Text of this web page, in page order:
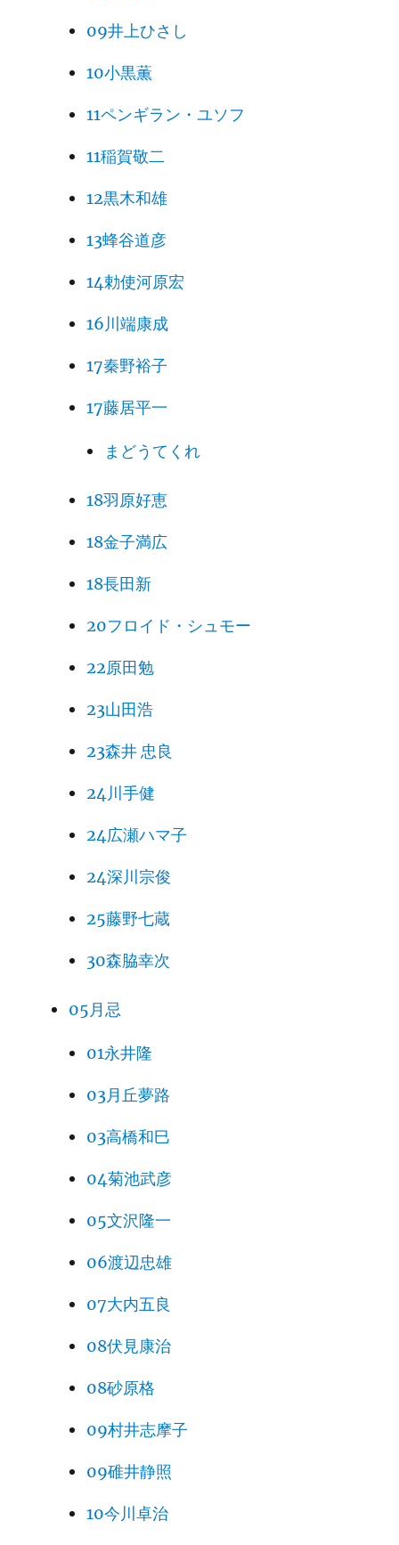
09井上ひさし
10小黒薫
11ペンギラン・ユソフ
11稲賀敬二
12黒木和雄
13蜂谷道彦
14勅使河原宏
16川端康成
17秦野裕子
17藤居平一
まどうてくれ
18羽原好恵
18金子満広
18長田新
20フロイド・シュモー
22原田勉
23山田浩
23森井 忠良
24川手健
24広瀬ハマ子
24深川宗俊
25藤野七蔵
30森脇幸次
05月忌
01永井隆
03月丘夢路
03高橋和巳
04菊池武彦
05文沢隆一
06渡辺忠雄
07大内五良
08伏見康治
08砂原格
09村井志摩子
09碓井静照
10今川卓治